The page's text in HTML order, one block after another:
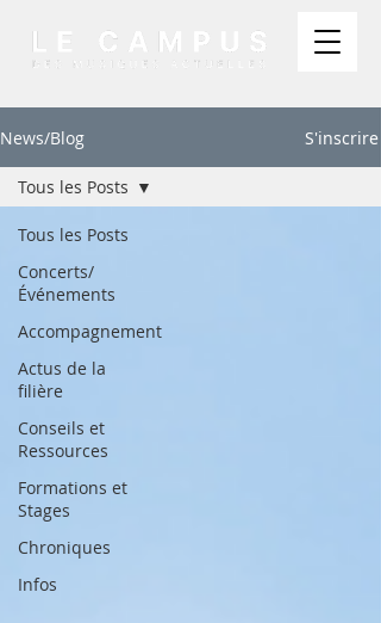
News/Blog S'inscrire
Tous les Posts
Concerts/
Événements
Accompagnement
Actus de la
filière
Conseils et
Ressources
Formations et
Stages
Chroniques
Infos
Tous les Posts